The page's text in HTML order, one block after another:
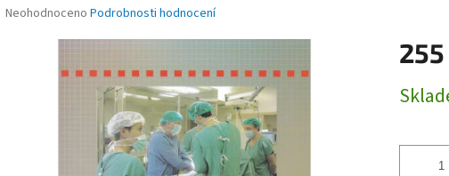
Průměrné
Neohodnoceno Podrobnosti hodnocení
255
cena: